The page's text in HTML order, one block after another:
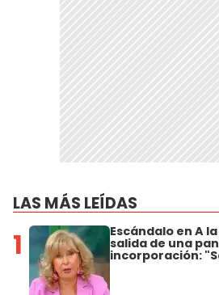
LAS MÁS LEÍDAS
1 Escándalo en A
salida de una
incorporación: